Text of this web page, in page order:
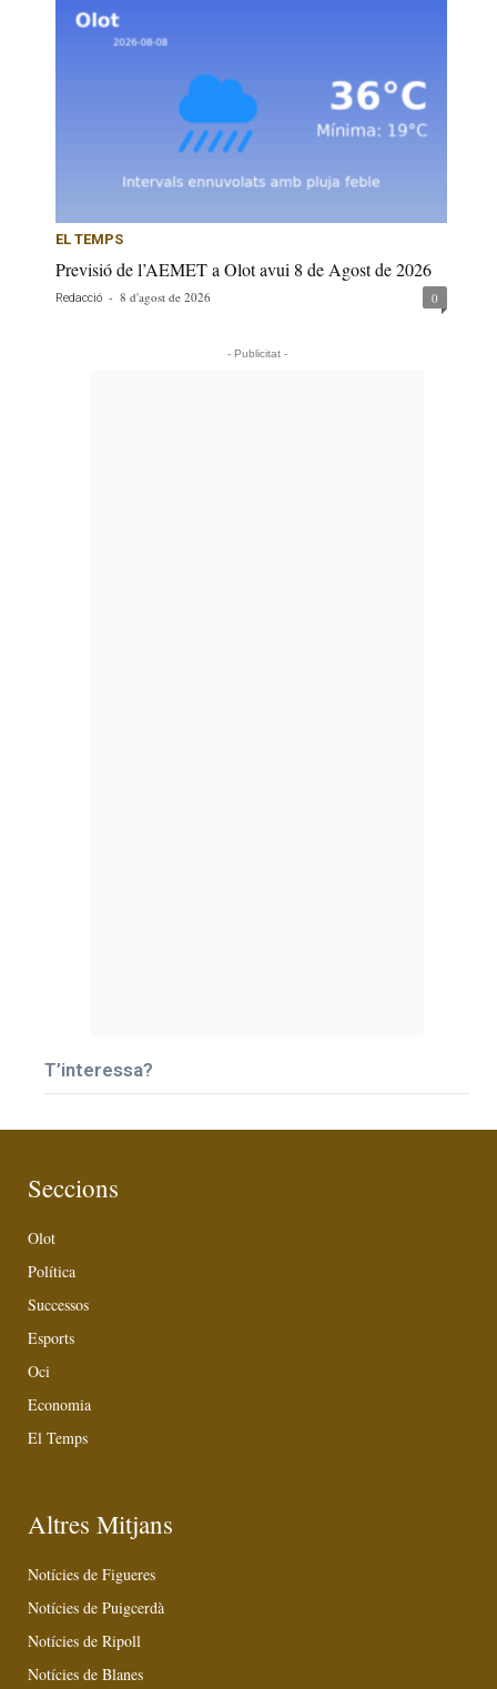
EL TEMPS
Previsió de l’AEMET a Olot avui 8 de Agost de 2026
Redacció - 8 d'agost de 2026 0
- Publicitat -
T’interessa?
Seccions
Olot
Política
Successos
Esports
Oci
Economia
El Temps
Altres Mitjans
Notícies de Figueres
Notícies de Puigcerdà
Notícies de Ripoll
Notícies de Blanes